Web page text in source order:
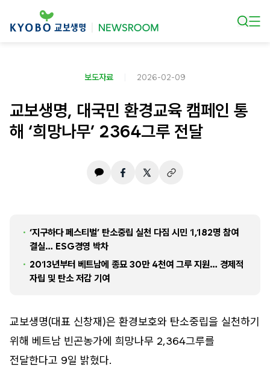
보도자료 2026-02-09
교보생명, 대국민 환경교육 캠페인 통
해 ‘희망나무’ 2364그루 전달
‘지구하다 페스티벌’ 탄소중립 실천 다짐 시민 1,182명 참여
결실… ESG경영 박차
2013년부터 베트남에 종묘 30만 4천여 그루 지원… 경제적
자립 및 탄소 저감 기여
교보생명(대표 신창재)은 환경보호와 탄소중립을 실천하기
위해 베트남 빈곤농가에 희망나무 2,364그루를
전달한다고 9일 밝혔다.